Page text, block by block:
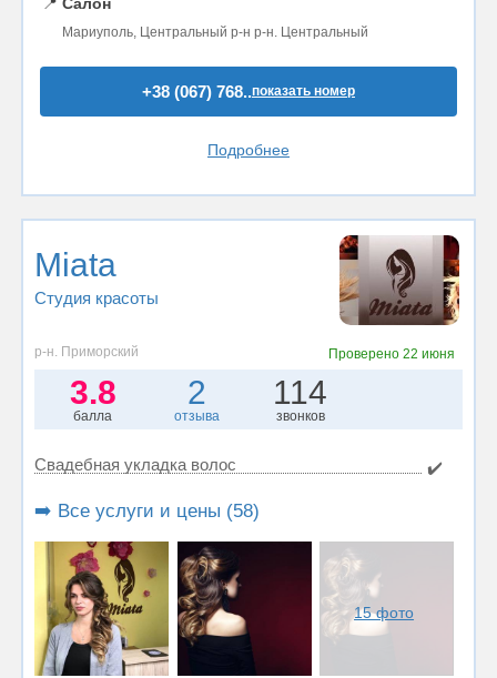
Мариуполь, Центральный р-н р-н. Центральный
+38 (067) 768..показать номер
Подробнее
Miata
Студия красоты
р-н. Приморский Проверено 22 июня
3.8
балла
2
отзыва
114
звонков
Свадебная укладка волос ✔️
➡️ Все услуги и цены (58)
15 фото